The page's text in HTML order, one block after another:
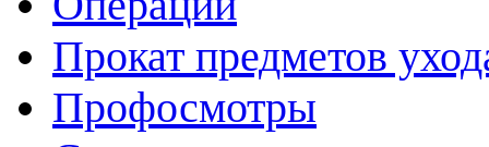
Прокат предметов
Профосмотры